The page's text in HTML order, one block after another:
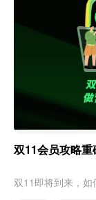
双11会员攻略